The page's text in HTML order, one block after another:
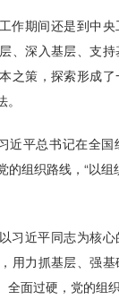
期间还是到中央
、深入基层、支
之策，探索形成
平总书记在全国
的组织路线，“以
近平同志为核心
用力抓基层、强
面过硬，党的组